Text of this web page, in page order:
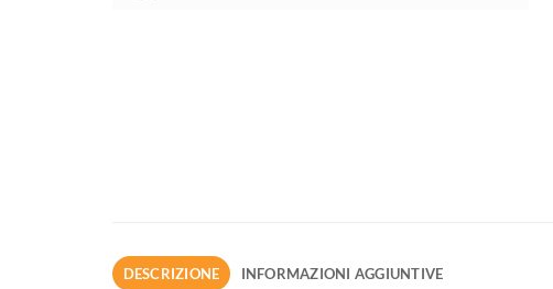
DESCRIZIONE INFORMAZIONI AGGIUNTIVE